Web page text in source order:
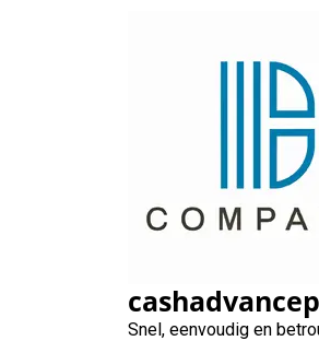
Snel, eenvoudig en
Snelle